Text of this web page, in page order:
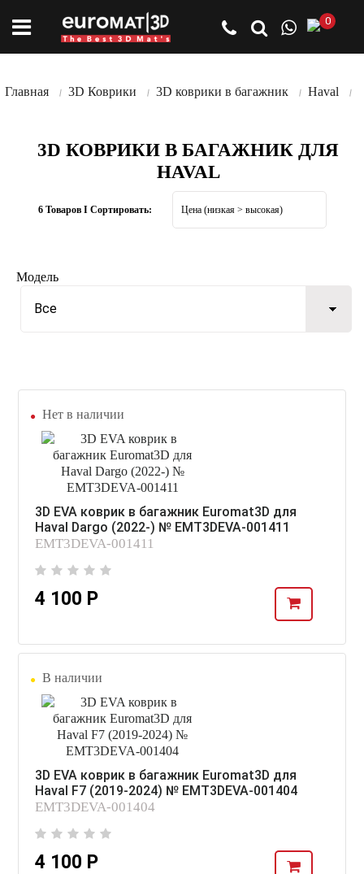
0
Главная 3D Коврики 3D коврики в багажник Haval
3D КОВРИКИ В БАГАЖНИК ДЛЯ
HAVAL
6 Товаров I Сортировать:
Модель
Все
Нет в наличии
3D EVA коврик в багажник Euromat3D для
Haval Dargo (2022-) № EMT3DEVA-001411
EMT3DEVA-001411
4 100 Р
В наличии
3D EVA коврик в багажник Euromat3D для
Haval F7 (2019-2024) № EMT3DEVA-001404
EMT3DEVA-001404
4 100 Р